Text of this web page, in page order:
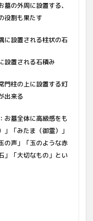
墓の外周に設置する、
役割も果たす
に設置される柱状の石
設置される石積み
門柱の上に設置する灯
出来る
：お墓全体に高級感をも
「みたま（御霊）」
の声」「玉のような赤
」「大切なもの」とい